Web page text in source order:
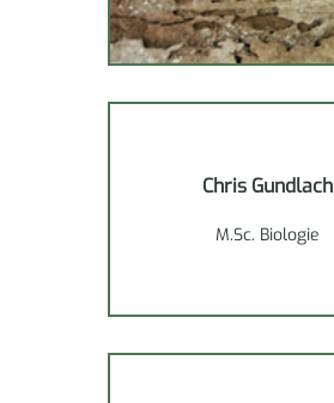
Chris Gundlach
M.Sc. Biologie